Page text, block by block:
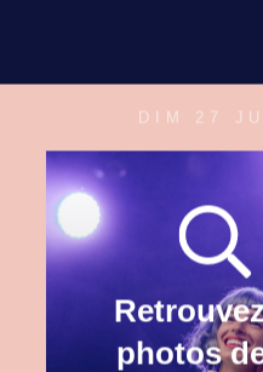
DIM 27
photos